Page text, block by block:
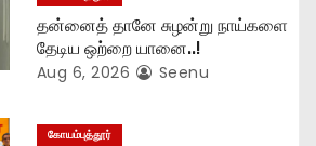
தன்னைத் தானே சுழன்று நாய்களை
தேடிய ஒற்றை யானை..!
Aug 6, 2026 Seenu
கோயம்புத்தூர்